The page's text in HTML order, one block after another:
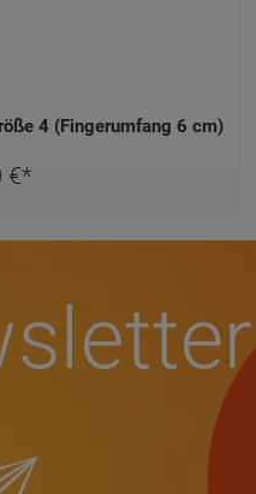
4 (Fingerumfang 6 cm)
€*